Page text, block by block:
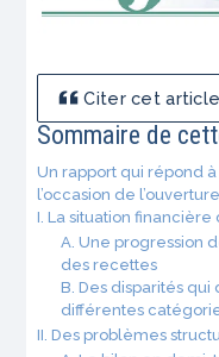
Citer cet article
Sommaire de
Un rapport qui répond
l’occasion de
I. La situation
A. Une progression
des recettes
B. Des disparités
différentes
II. Des problèmes